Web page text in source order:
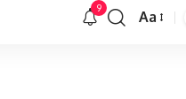
9
Aa